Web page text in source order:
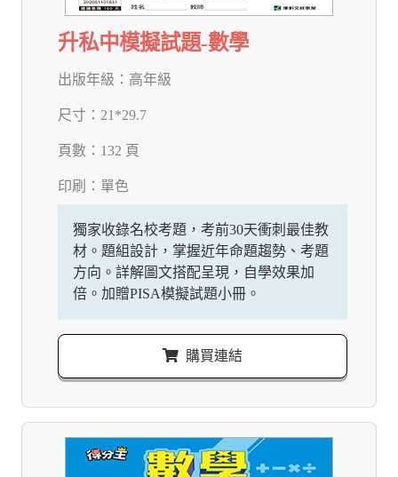
升私中模擬試題-數學
出版年級： 高年級
尺寸： 21*29.7
頁數： 132 頁
印刷： 單色
獨家收錄名校考題，考前30天衝刺最佳教
材。題組設計，掌握近年命題趨勢、考題
方向。詳解圖文搭配呈現，自學效果加
倍。加贈PISA模擬試題小冊。
購買連結